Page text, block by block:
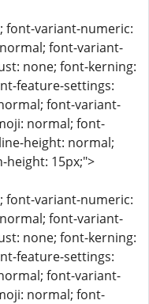
font-variant-numeric:
font-variant-
none; font-kerning:
feature-settings:
font-variant-
normal; font-
height: normal;
height: 15px;">
font-variant-numeric:
font-variant-
none; font-kerning:
feature-settings:
font-variant-
normal; font-